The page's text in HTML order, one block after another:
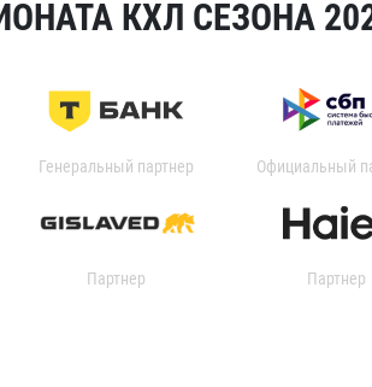
КХЛ СЕЗОНА
Генеральный партнер Официальный
Партнер Партнер